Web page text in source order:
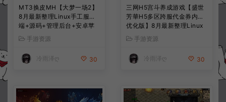
MT3换皮MH【大梦一场2】
8月最新整理Linux手工服务
端+源码+管理后台+安卓苹
果双端+详细搭建教程+视频
教程
手游资源
冷雨泽ღ 30
三网H5宫斗养成游戏【盛世
芳華H5多区跨服代金券内购
优化版】8月最新整理Linux
手工服务端+CDK授权后台
+全资源安卓+详细搭建教程
+视频教程
手游资源
冷雨泽ღ 30